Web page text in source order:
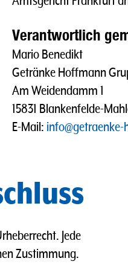
Verantwortlich
Mario Benedikt
Getränke Hoffmann
Am Weidendamm 1
15831 Blankenfelde-
E-Mail:
Jede
Zustimmung.